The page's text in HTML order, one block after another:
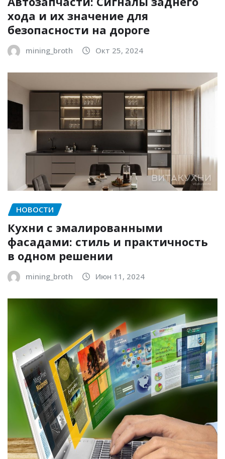
хода и их значение для
безопасности на дороге
mining_broth Окт 25, 2024
НОВОСТИ
Кухни с эмалированными
фасадами: стиль и практичность
в одном решении
mining_broth Июн 11, 2024